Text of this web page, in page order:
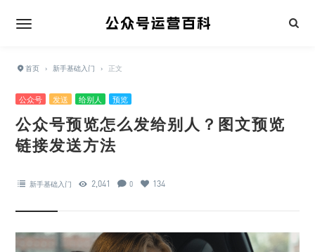
首页 › 新手基础入门 › 正文
公众号 发送 给别人 预览
公众号预览怎么发给别人？图文预览
链接发送方法
新手基础入门 2,041 0 134